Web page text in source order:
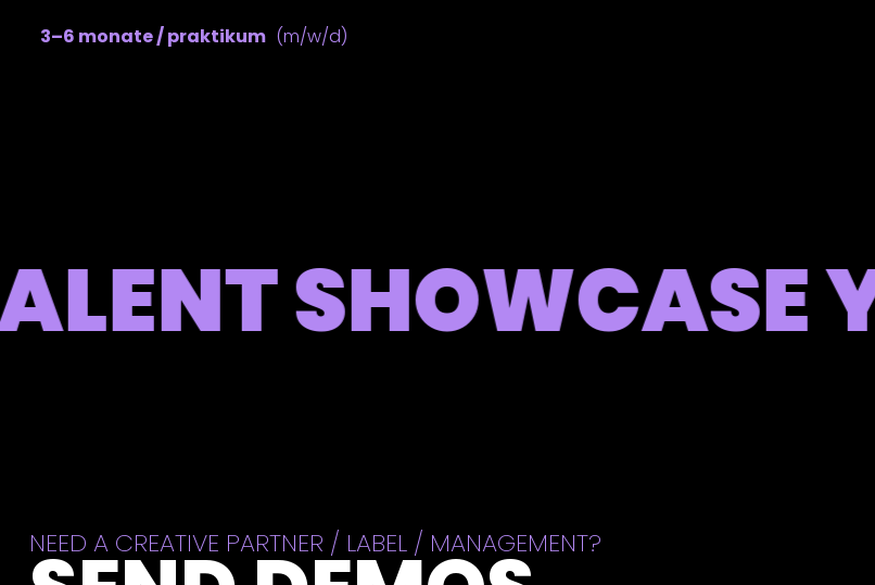
3–6 monate / praktikum (m/w/d)
SHOWCASE
NEED A CREATIVE PARTNER / LABEL / MANAGEMENT?